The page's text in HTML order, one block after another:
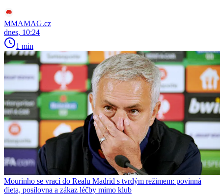
MMAMAG.cz
dnes, 10:24
1 min
Mourinho se vrací do Realu Madrid s tvrdým režimem: povinná
dieta, posilovna a zákaz léčby mimo klub